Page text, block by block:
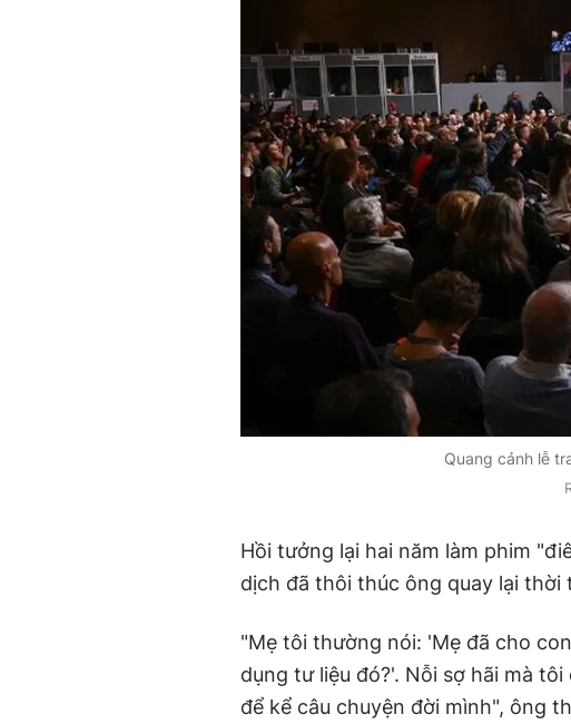
Quang cảnh lễ
Hồi tưởng lại hai năm làm phim
dịch đã thôi thúc ông quay lại thời
"Mẹ tôi thường nói: 'Mẹ đã cho
dụng tư liệu đó?'. Nỗi sợ hãi mà
để kể câu chuyện đời mình", ông